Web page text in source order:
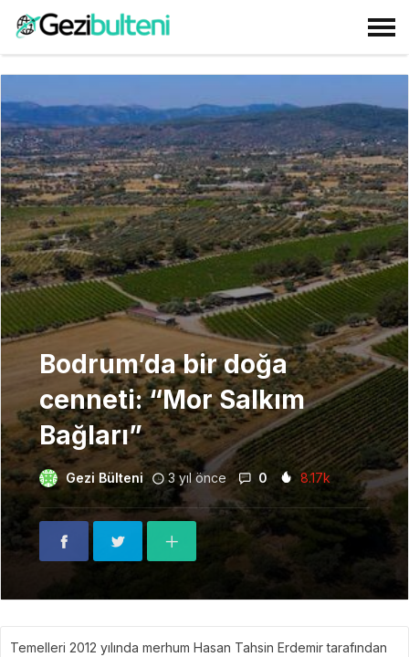
Bodrum’da bir doğa
cenneti: “Mor Salkım
Bağları”
Gezi Bülteni 3 yıl önce 0 8.17k
Temelleri 2012 yılında merhum Hasan Tahsin Erdemir tarafından